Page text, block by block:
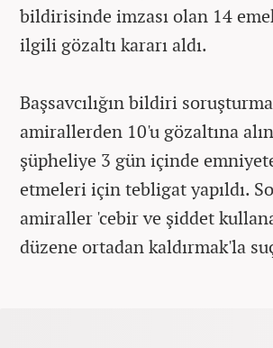
bildirisinde imzası olan 14
ilgili gözaltı kararı aldı.
Başsavcılığın bildiri
amirallerden 10'u gözaltına
şüpheliye 3 gün içinde
etmeleri için tebligat yapıldı.
amiraller 'cebir ve şiddet
düzene ortadan kaldırmak'la